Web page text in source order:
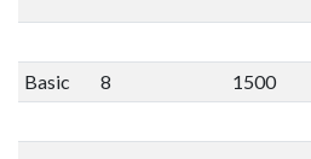
Basic 8 1500